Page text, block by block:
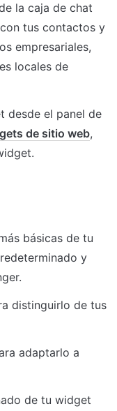
la caja de chat
tus contactos y
empresariales,
locales de
desde el panel de
de sitio web,
básicas de tu
y
distinguirlo de tus
adaptarlo a
de tu widget